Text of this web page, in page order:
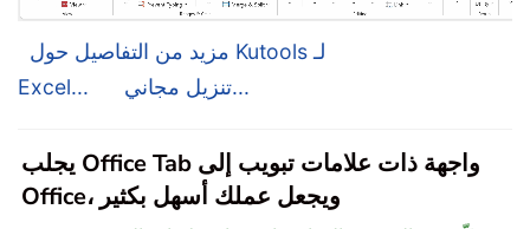
مزيد من التفاصيل حول Kutools لـ
Excel...
تنزيل مجاني...
يجلب Office Tab واجهة ذات علامات تبويب إلى
Office، ويجعل عملك أسهل بكثير